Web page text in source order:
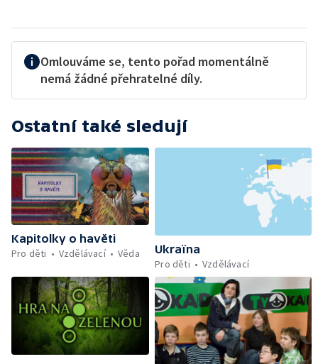
Omlouváme se, tento pořad momentálně
nemá žádné přehratelné díly.
Ostatní také sledují
Kapitolky o havěti
Pro děti
Vzdělávací Věda
Ukraïna
Pro děti
Vzdělávací